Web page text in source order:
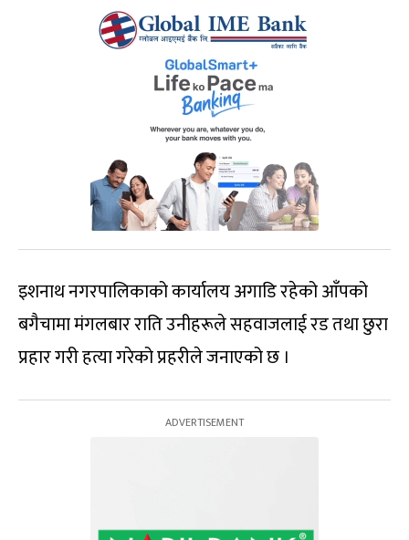
इशनाथ नगरपालिकाको कार्यालय अगाडि रहेको आँपको
बगैचामा मंगलबार राति उनीहरूले सहवाजलाई रड तथा छुरा
प्रहार गरी हत्या गरेको प्रहरीले जनाएको छ ।